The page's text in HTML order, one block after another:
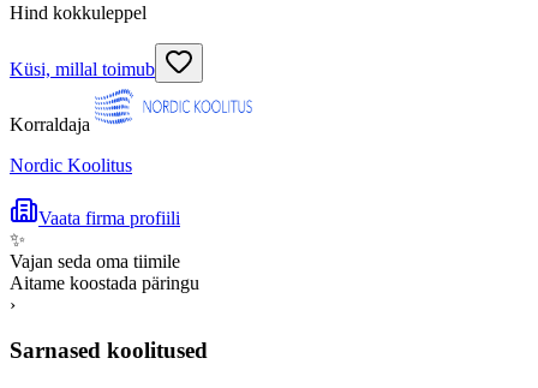
Hind kokkuleppel
Küsi, millal toimub
Korraldaja
Nordic Koolitus
Vaata firma profiili
✨
Vajan seda oma tiimile
Aitame koostada päringu
›
Sarnased koolitused